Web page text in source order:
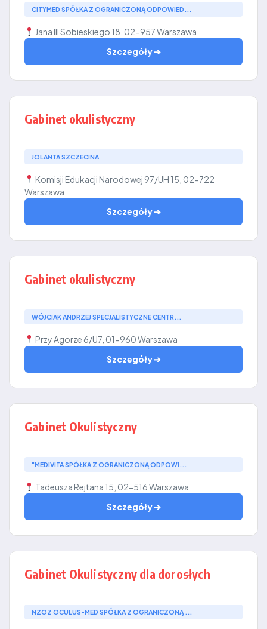
CITYMED SPÓŁKA Z OGRANICZONĄ ODPOWIED...
Jana III Sobieskiego 18, 02-957 Warszawa
Szczegóły ➔
Gabinet okulistyczny
JOLANTA SZCZECINA
Komisji Edukacji Narodowej 97/UH 15, 02-722
Warszawa
Szczegóły ➔
Gabinet okulistyczny
WÓJCIAK ANDRZEJ SPECJALISTYCZNE CENTR...
Przy Agorze 6/U7, 01-960 Warszawa
Szczegóły ➔
Gabinet Okulistyczny
"MEDIVITA SPÓŁKA Z OGRANICZONĄ ODPOWI...
Tadeusza Rejtana 15, 02-516 Warszawa
Szczegóły ➔
Gabinet Okulistyczny dla dorosłych
NZOZ OCULUS-MED SPÓŁKA Z OGRANICZONĄ ...